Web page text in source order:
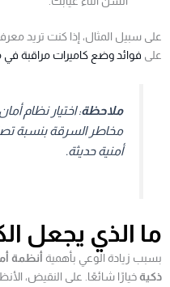
على سبيل المثال، إذا كنت تريد
على فوائد وضع كاميرات مراقبة في
ملاحظة: اختيار نظام
أمنية حديثة.
ما الذي يجعل
بسبب زيادة الوعي بأهمية أنظمة
ذكيةخيارًا شائعًا. على النقيض،